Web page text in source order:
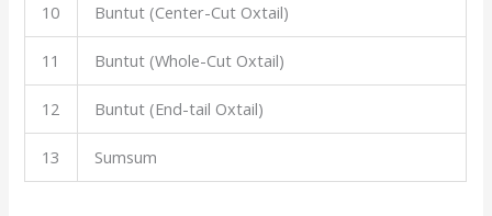
10 Buntut (Center-Cut Oxtail)
11 Buntut (Whole-Cut Oxtail)
12 Buntut (End-tail Oxtail)
13 Sumsum